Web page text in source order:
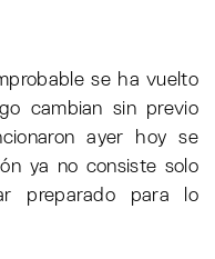
se ha vuelto
cambian sin previo
ayer hoy se
ya no consiste solo
preparado para lo